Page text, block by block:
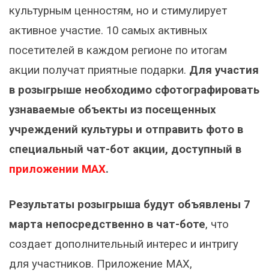
культурным ценностям, но и стимулирует
активное участие. 10 самых активных
посетителей в каждом регионе по итогам
акции получат приятные подарки. Для участия
в розыгрыше необходимо сфотографировать
узнаваемые объекты из посещенных
учреждений культуры и отправить фото в
специальный чат-бот акции, доступный в
приложении MAX.
Результаты розыгрыша будут объявлены 7
марта непосредственно в чат-боте, что
создает дополнительный интерес и интригу
для участников. Приложение MAX,